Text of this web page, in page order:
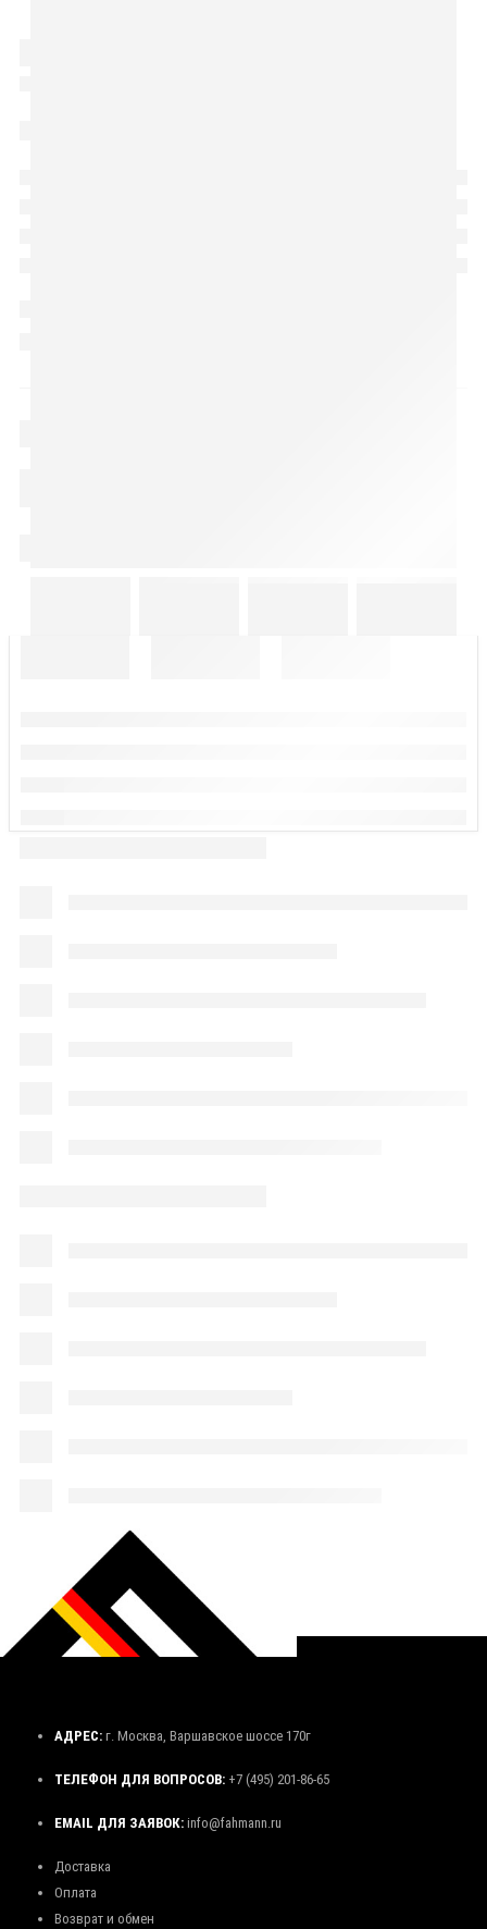
АДРЕС: г. Москва, Варшавское шоссе 170г
ТЕЛЕФОН ДЛЯ ВОПРОСОВ: +7 (495) 201-86-65
EMAIL ДЛЯ ЗАЯВОК: info@fahmann.ru
Доставка
Оплата
Возврат и обмен